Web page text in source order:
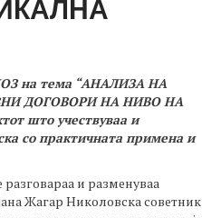
на тема “АНАЛИЗА НА
ДОГОВОРИ НА НИВО НА
што учествуваа и
со практичната примена и
и разменуваа
Жагар Николовска советник